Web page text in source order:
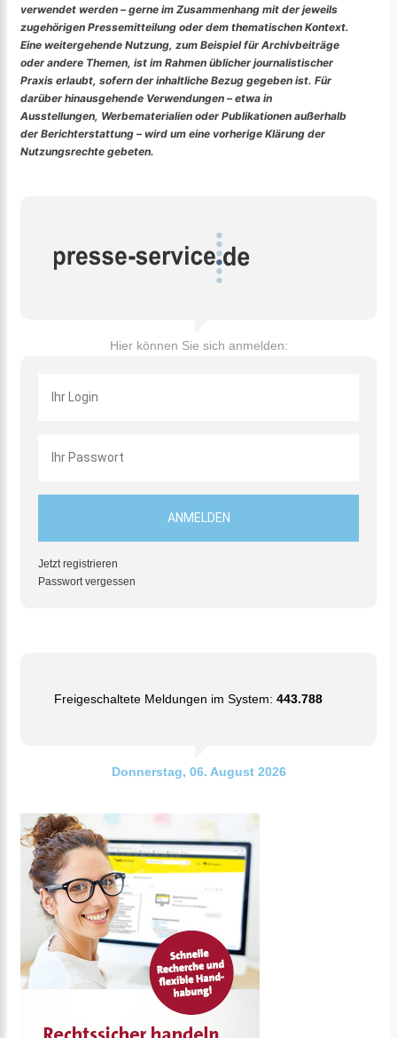
verwendet werden – gerne im Zusammenhang mit der jeweils
zugehörigen Pressemitteilung oder dem thematischen Kontext.
Eine weitergehende Nutzung, zum Beispiel für Archivbeiträge
oder andere Themen, ist im Rahmen üblicher journalistischer
Praxis erlaubt, sofern der inhaltliche Bezug gegeben ist. Für
darüber hinausgehende Verwendungen – etwa in
Ausstellungen, Werbematerialien oder Publikationen außerhalb
der Berichterstattung – wird um eine vorherige Klärung der
Nutzungsrechte gebeten.
Hier können Sie sich anmelden:
Jetzt registrieren
Passwort vergessen
Freigeschaltete Meldungen im System: 443.788
Donnerstag, 06. August 2026